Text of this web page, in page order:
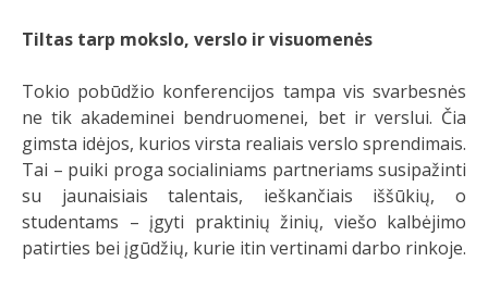
Tiltas tarp mokslo, verslo ir visuomenės
Tokio pobūdžio konferencijos tampa vis svarbesnės
ne tik akademinei bendruomenei, bet ir verslui. Čia
gimsta idėjos, kurios virsta realiais verslo sprendimais.
Tai – puiki proga socialiniams partneriams susipažinti
su jaunaisiais talentais, ieškančiais iššūkių, o
studentams – įgyti praktinių žinių, viešo kalbėjimo
patirties bei įgūdžių, kurie itin vertinami darbo rinkoje.